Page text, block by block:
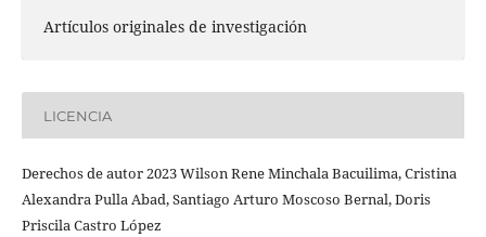
Artículos originales de investigación
LICENCIA
Derechos de autor 2023 Wilson Rene Minchala Bacuilima, Cristina
Alexandra Pulla Abad, Santiago Arturo Moscoso Bernal, Doris
Priscila Castro López